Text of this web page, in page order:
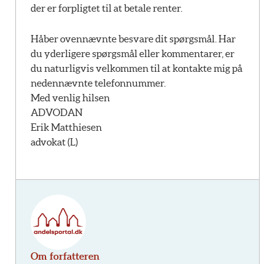
der er forpligtet til at betale renter.
Håber ovennævnte besvare dit spørgsmål. Har
du yderligere spørgsmål eller kommentarer, er
du naturligvis velkommen til at kontakte mig på
nedennævnte telefonnummer.
Med venlig hilsen
ADVODAN
Erik Matthiesen
advokat (L)
Om forfatteren